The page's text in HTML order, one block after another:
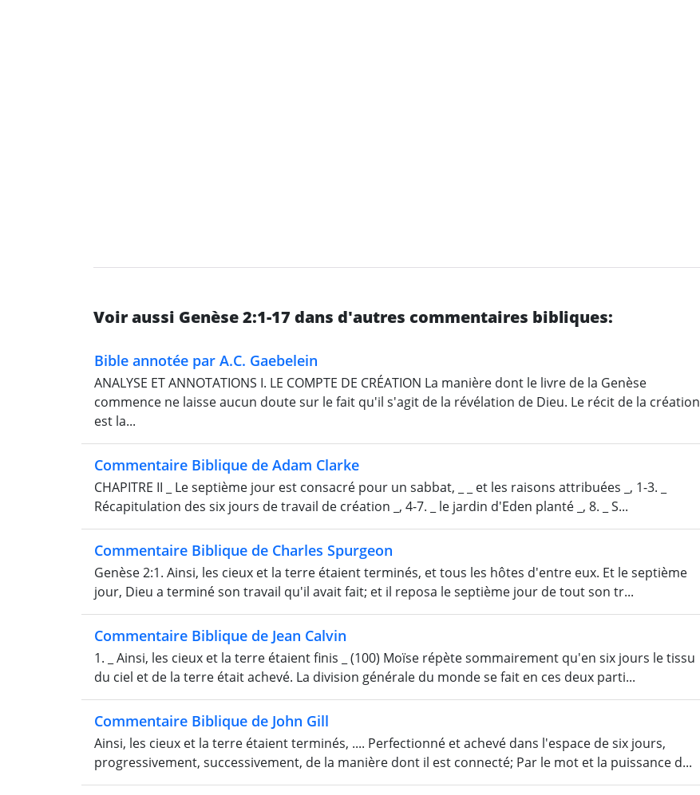
Voir aussi Genèse 2:1-17 dans d'autres commentaires bibliques:
Bible annotée par A.C. Gaebelein
ANALYSE ET ANNOTATIONS I. LE COMPTE DE CRÉATION La manière dont le livre de la Genèse
commence ne laisse aucun doute sur le fait qu'il s'agit de la révélation de Dieu. Le récit de la création
est la...
Commentaire Biblique de Adam Clarke
CHAPITRE II _ Le septième jour est consacré pour un sabbat, _ _ et les raisons attribuées _, 1-3. _
Récapitulation des six jours de travail de création _, 4-7. _ le jardin d'Eden planté _, 8. _ S...
Commentaire Biblique de Charles Spurgeon
Genèse 2:1. Ainsi, les cieux et la terre étaient terminés, et tous les hôtes d'entre eux. Et le septième
jour, Dieu a terminé son travail qu'il avait fait; et il reposa le septième jour de tout son tr...
Commentaire Biblique de Jean Calvin
1. _ Ainsi, les cieux et la terre étaient finis _ (100) Moïse répète sommairement qu'en six jours le tissu
du ciel et de la terre était achevé. La division générale du monde se fait en ces deux parti...
Commentaire Biblique de John Gill
Ainsi, les cieux et la terre étaient terminés, .... Perfectionné et achevé dans l'espace de six jours,
progressivement, successivement, de la manière dont il est connecté; Par le mot et la puissance d...